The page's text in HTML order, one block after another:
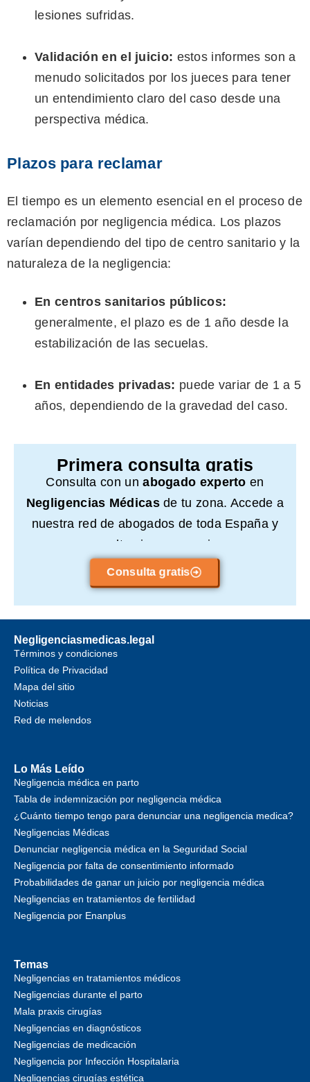
lesiones sufridas.
Validación en el juicio: estos informes son a
menudo solicitados por los jueces para tener
un entendimiento claro del caso desde una
perspectiva médica.
Plazos para reclamar
El tiempo es un elemento esencial en el proceso de
reclamación por negligencia médica. Los plazos
varían dependiendo del tipo de centro sanitario y la
naturaleza de la negligencia:
En centros sanitarios públicos:
generalmente, el plazo es de 1 año desde la
estabilización de las secuelas.
En entidades privadas: puede variar de 1 a 5
años, dependiendo de la gravedad del caso.
Primera consulta gratis
Consulta con unabogado experto en
Negligencias Médicasde tu zona. Accede a
nuestra red de abogados de toda España y
consulta sin compromiso.
Consulta gratis
Negligenciasmedicas.legal
Términos y condiciones
Política de Privacidad
Mapa del sitio
Noticias
Red de melendos
Lo Más Leído
Negligencia médica en parto
Tabla de indemnización por negligencia médica
¿Cuánto tiempo tengo para denunciar una negligencia medica?
Negligencias Médicas
Denunciar negligencia médica en la Seguridad Social
Negligencia por falta de consentimiento informado
Probabilidades de ganar un juicio por negligencia médica
Negligencias en tratamientos de fertilidad
Negligencia por Enanplus
Temas
Negligencias en tratamientos médicos
Negligencias durante el parto
Mala praxis cirugías
Negligencias en diagnósticos
Negligencias de medicación
Negligencia por Infección Hospitalaria
Negligencias cirugías estética